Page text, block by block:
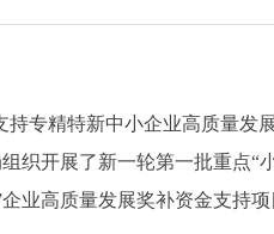
专精特新中小企业高质量发
织开展了新一轮第一批重点
业高质量发展奖补资金支持项